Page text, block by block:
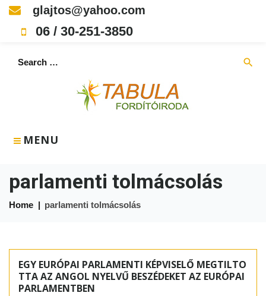
Skip
content
glajtos@yahoo.com
06 / 30-251-3850
MENU
Search
search
parlamenti tolmácsolás
Home | parlamenti tolmácsolás
parlamenti
tolmácsolás
EGY EURÓPAI PARLAMENTI KÉPVISELŐ MEGTILTO
TTA AZ ANGOL NYELVŰ BESZÉDEKET AZ EURÓPAI
PARLAMENTBEN